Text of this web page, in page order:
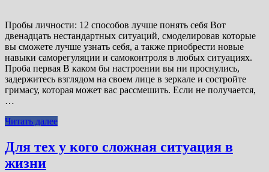
Пробы личности: 12 способов лучше понять себя Вот
двенадцать нестандартных ситуаций, смоделировав которые
вы сможете лучше узнать себя, а также приобрести новые
навыки саморегуляции и самоконтроля в любых ситуациях.
Проба первая В каком бы настроении вы ни проснулись,
задержитесь взглядом на своем лице в зеркале и состройте
гримасу, которая может вас рассмешить. Если не получается,
…
Читать далее
Для тех у кого сложная ситуация в
жизни